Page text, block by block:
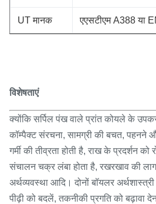
UT मानक एएसटीएम A388 या
विशेषताएं
क्योंकि सर्पिल पंख वाले प्रांत कोयले के
कॉम्पैक्ट संरचना, सामग्री की बचत, पहनने
गर्मी की तीव्रता होती है, राख के प्रदर्शन को
संचालन चक्र लंबा होता है, रखरखाव की
अर्थव्यवस्था आदि। दोनों बॉयलर
पीढ़ी को बदलें, तकनीकी प्रगति को बढ़ावा